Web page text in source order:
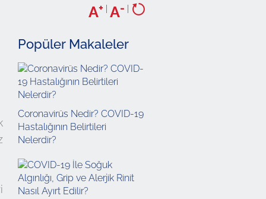
A+ | A- |
Popüler Makaleler
Coronavirüs Nedir? COVID-19
Hastalığının Belirtileri
Nelerdir?